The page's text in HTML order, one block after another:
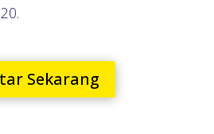
Sekarang